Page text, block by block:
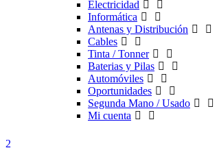
Electricidad
Informática
Antenas y Distribución
Cables
Tinta / Tonner
Baterias y Pilas
Automóviles
Oportunidades
Segunda Mano / Usado
Mi cuenta